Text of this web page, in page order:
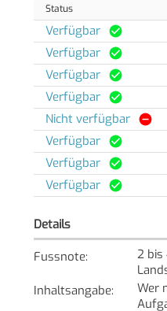
Status
Verfügbar
Verfügbar
Verfügbar
Verfügbar
Nicht verfügbar
Verfügbar
Verfügbar
Verfügbar
Details
Fussnote:
2 bis
Inhaltsangabe:
Wer